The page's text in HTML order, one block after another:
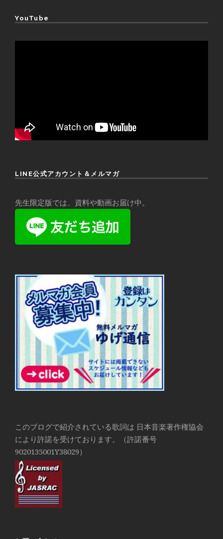
YouTube
LINE公式アカウント＆メルマガ
先生限定版では、資料や動画お届け中。
このブログで紹介されている歌詞は 日本音楽著作権協会
により許諾を受けております。（許諾番号
9020135001Y38029）